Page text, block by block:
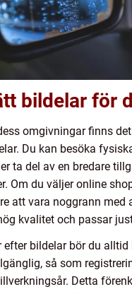
bildelar för
omgivningar finns
Du kan besöka
ta del av en bredare
Om du väljer online
att vara noggrann med
kvalitet och passar
efter bildelar bör du
så som
Detta